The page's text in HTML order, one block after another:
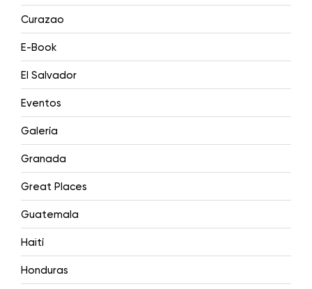
Curazao
E-Book
El Salvador
Eventos
Galería
Granada
Great Places
Guatemala
Haití
Honduras